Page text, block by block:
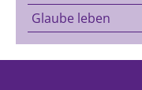
Glaube leben